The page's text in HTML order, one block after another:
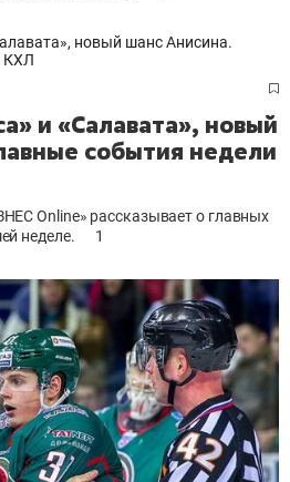
и «Салавата», новый
события недели
Online» рассказывает о главных
неделе.
1